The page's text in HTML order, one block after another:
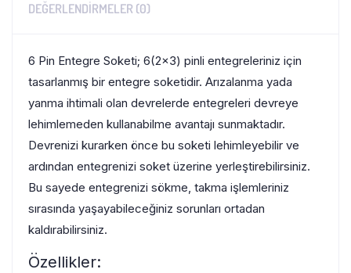
DEĞERLENDIRMELER (0)
6 Pin Entegre Soketi; 6(2×3) pinli entegreleriniz için
tasarlanmış bir entegre soketidir. Arızalanma yada
yanma ihtimali olan devrelerde entegreleri devreye
lehimlemeden kullanabilme avantajı sunmaktadır.
Devrenizi kurarken önce bu soketi lehimleyebilir ve
ardından entegrenizi soket üzerine yerleştirebilirsiniz.
Bu sayede entegrenizi sökme, takma işlemleriniz
sırasında yaşayabileceğiniz sorunları ortadan
kaldırabilirsiniz.
Özellikler: